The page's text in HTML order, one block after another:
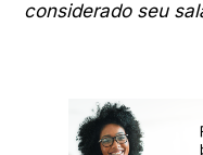
considerado seu